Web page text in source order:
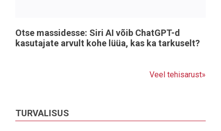
Otse massidesse: Siri AI võib ChatGPT-d
kasutajate arvult kohe lüüa, kas ka tarkuselt?
Veel tehisarust»
TURVALISUS